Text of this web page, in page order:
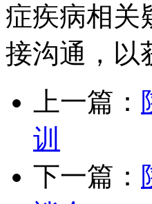
症疾病相关
接沟通，以
上一篇：
训
下一篇：